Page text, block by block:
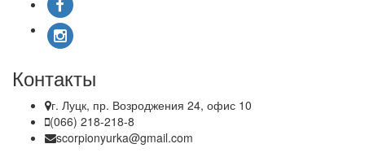
Контакты
г. Луцк, пр. Возроджения 24, офис 10
(066) 218-218-8
scorpionyurka@gmail.com